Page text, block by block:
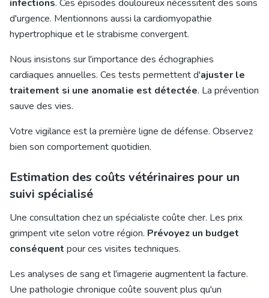
infections. Ces épisodes douloureux nécessitent des soins
d'urgence. Mentionnons aussi la cardiomyopathie
hypertrophique et le strabisme convergent.
Nous insistons sur l'importance des échographies
cardiaques annuelles. Ces tests permettent d'ajuster le
traitement si une anomalie est détectée. La prévention
sauve des vies.
Votre vigilance est la première ligne de défense. Observez
bien son comportement quotidien.
Estimation des coûts vétérinaires pour un
suivi spécialisé
Une consultation chez un spécialiste coûte cher. Les prix
grimpent vite selon votre région. Prévoyez un budget
conséquent pour ces visites techniques.
Les analyses de sang et l'imagerie augmentent la facture.
Une pathologie chronique coûte souvent plus qu'un